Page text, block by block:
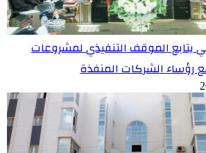
يتابع الموقف التنفيذي لمشروعات
رؤساء الشركات المنفذة